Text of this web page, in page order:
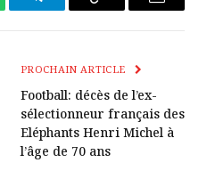
TélégrammeCopier
Lien
E-
PROCHAIN ARTICLE
Football: décès de l’ex-
sélectionneur français des
Eléphants Henri Michel à
l’âge de 70 ans